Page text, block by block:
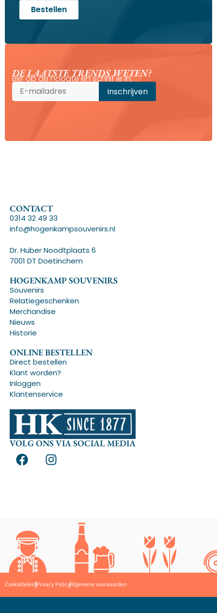
Bestellen
DE LAATSTE TRENDS WETEN?
Blijf op de hoogte en schrijf je in.
CONTACT
0314 32 49 33
info@hogenkampsouvenirs.nl
Dr. Huber Noodtplaats 6
7001 DT Doetinchem
HOGENKAMP SOUVENIRS
Souvenirs
Relatiegeschenken
Merchandise
Nieuws
Historie
ONLINE BESTELLEN
Direct bestellen
Klant worden?
Inloggen
Klantenservice
VOLG ONS VIA SOCIAL MEDIA
CookiebeleidPrivacy PolicyAlgemene voorwaarden